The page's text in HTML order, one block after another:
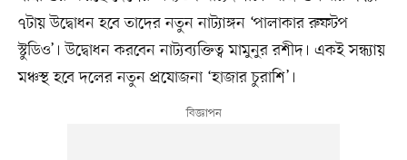
৭টায় উদ্বোধন হবে তাদের নতুন নাট্যাঙ্গন ‘পালাকার রুফটপ
স্টুডিও’। উদ্বোধন করবেন নাট্যব্যক্তিত্ব মামুনুর রশীদ। একই সন্ধ্যায়
মঞ্চস্থ হবে দলের নতুন প্রযোজনা ‘হাজার চুরাশি’।